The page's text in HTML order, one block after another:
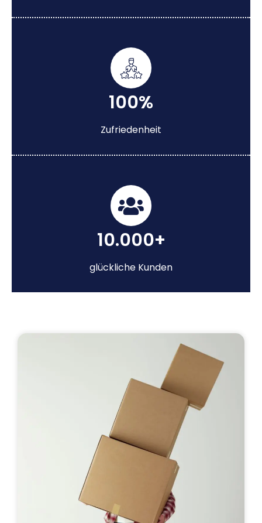
100%
Zufriedenheit
10.000+
glückliche Kunden